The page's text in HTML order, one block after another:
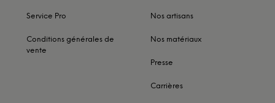
Service Pro
Conditions générales de
vente
Nos artisans
Nos matériaux
Presse
Carrières